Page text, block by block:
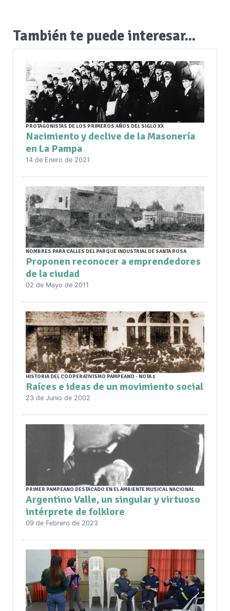
También te puede interesar...
PROTAGONISTAS DE LOS PRIMEROS AÑOS DEL SIGLO XX
Nacimiento y declive de la Masonería
en La Pampa
14 de Enero de 2021
NOMBRES PARA CALLES DEL PARQUE INDUSTRIAL DE SANTA ROSA
Proponen reconocer a emprendedores
de la ciudad
02 de Mayo de 2011
HISTORIA DEL COOPERATIVISMO PAMPEANO - NOTA 1
Raíces e ideas de un movimiento social
23 de Junio de 2002
PRIMER PAMPEANO DESTACADO EN EL AMBIENTE MUSICAL NACIONAL
Argentino Valle, un singular y virtuoso
intérprete de folklore
09 de Febrero de 2023